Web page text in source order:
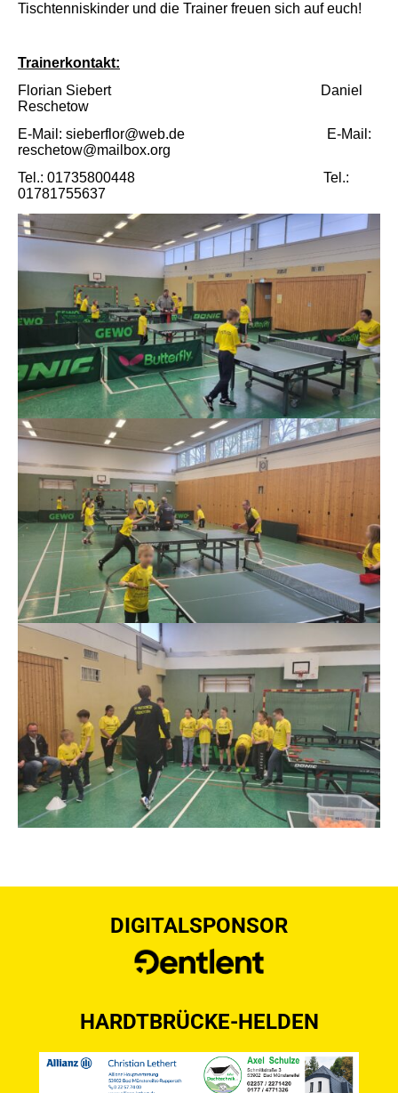
Tischtenniskinder und die Trainer freuen sich auf euch!
Trainerkontakt:
Florian Siebert Daniel
Reschetow
E-Mail: sieberflor@web.de E-Mail:
reschetow@mailbox.org
Tel.: 01735800448 Tel.:
01781755637
DIGITALSPONSOR
HARDTBRÜCKE-HELDEN